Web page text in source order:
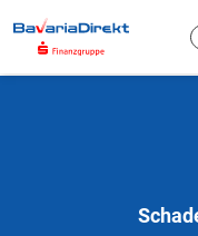
Hauptinhalt